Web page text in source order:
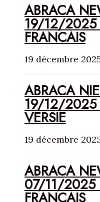
ABRACA
19/12/2025
FRANCAIS
19 décembre
ABRACA
19/12/2025
VERSIE
19 décembre
ABRACA
07/11/2025
FRANCAIS